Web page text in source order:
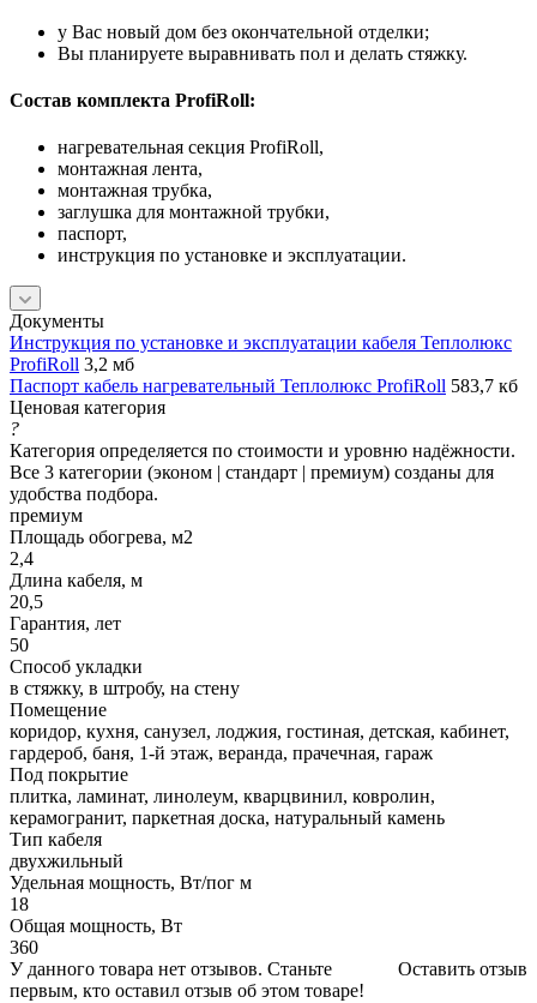
у Вас новый дом без окончательной отделки;
Вы планируете выравнивать пол и делать стяжку.
Состав комплекта ProfiRoll:
нагревательная секция ProfiRoll,
монтажная лента,
монтажная трубка,
заглушка для монтажной трубки,
паспорт,
инструкция по установке и эксплуатации.
Документы
Инструкция по установке и эксплуатации кабеля Теплолюкс
ProfiRoll 3,2 мб
Паспорт кабель нагревательный Теплолюкс ProfiRoll 583,7 кб
Ценовая категория
?
Категория определяется по стоимости и уровню надёжности.
Все 3 категории (эконом | стандарт | премиум) созданы для
удобства подбора.
премиум
Площадь обогрева, м2
2,4
Длина кабеля, м
20,5
Гарантия, лет
50
Способ укладки
в стяжку, в штробу, на стену
Помещение
коридор, кухня, санузел, лоджия, гостиная, детская, кабинет,
гардероб, баня, 1-й этаж, веранда, прачечная, гараж
Под покрытие
плитка, ламинат, линолеум, кварцвинил, ковролин,
керамогранит, паркетная доска, натуральный камень
Тип кабеля
двухжильный
Удельная мощность, Вт/пог м
18
Общая мощность, Вт
360
Оставить отзыв
У данного товара нет отзывов. Станьте
первым, кто оставил отзыв об этом товаре!